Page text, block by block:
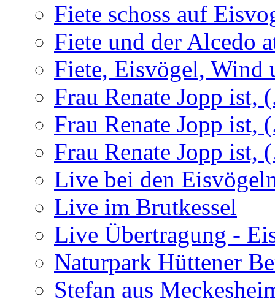
Fiete schoss auf
Fiete und der Alcedo
Fiete, Eisvögel, Wind
Frau Renate Jopp ist,
Frau Renate Jopp ist,
Frau Renate Jopp
Live bei den
Live im Brutkessel
Live Übertragung -
Naturpark Hüttener
Stefan aus